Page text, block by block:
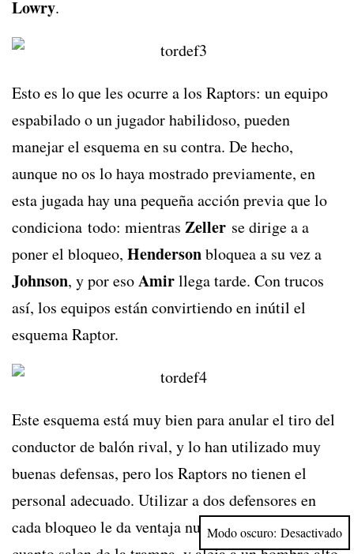
Lowry.
Esto es lo que les ocurre a los Raptors: un equipo
espabilado o un jugador habilidoso, pueden
manejar el esquema en su contra. De hecho,
aunque no os lo haya mostrado previamente, en
esta jugada hay una pequeña acción previa que lo
condiciona todo: mientras Zeller se dirige a a
poner el bloqueo, Hendersonbloquea a su vez a
Johnson, y por esoAmirllega tarde. Con trucos
así, los equipos están convirtiendo en inútil el
esquema Raptor.
Este esquema está muy bien para anular el tiro del
conductor de balón rival, y lo han utilizado muy
buenas defensas, pero los Raptors no tienen el
personal adecuado. Utilizar a dos defensores en
cada bloqueo le da ventaja numérica al rival en
Modo oscuro: